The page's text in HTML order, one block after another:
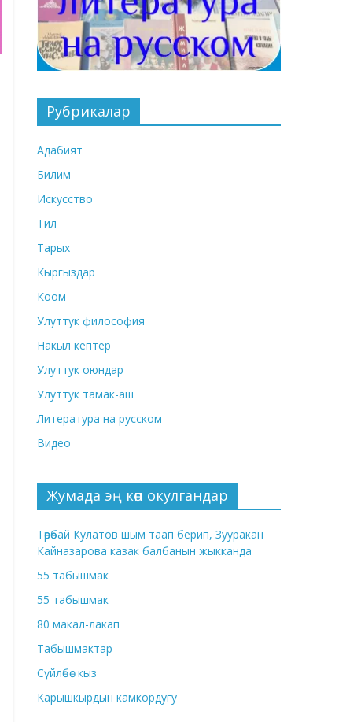
Рубрикалар
Адабият
Билим
Искусство
Тил
Тарых
Кыргыздар
Коом
Улуттук философия
Накыл кептер
Улуттук оюндар
Улуттук тамак-аш
Литература на русском
Видео
Жумада эң көп окулгандар
Төрөбай Кулатов шым таап берип, Зууракан
Кайназарова казак балбанын жыкканда
55 табышмак
55 табышмак
80 макал-лакап
Табышмактар
Сүйлөбөс кыз
Карышкырдын камкордугу